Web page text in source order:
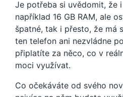
Je potřeba si uvědomit, že
například 16 GB RAM, ale
špatné, tak i přesto, že má
ten telefon ani nezvládne
připlatíte za něco, co v
moci využívat.
Co očekáváte od svého